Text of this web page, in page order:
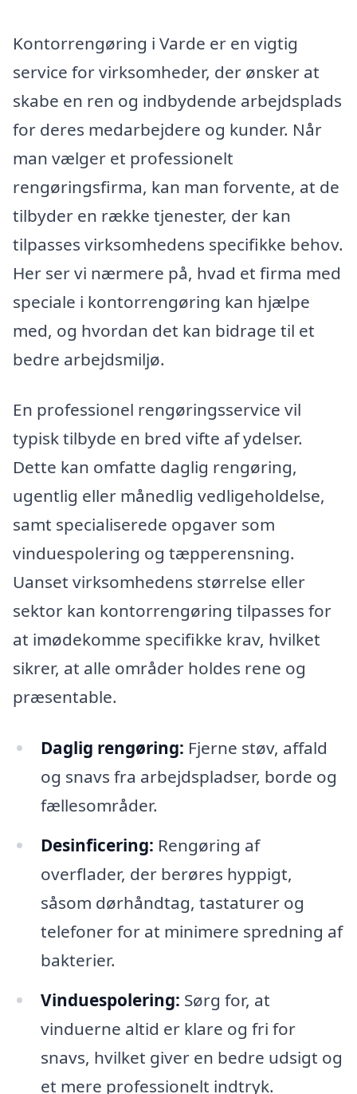
Kontorrengøring i Varde er en vigtig
service for virksomheder, der ønsker at
skabe en ren og indbydende arbejdsplads
for deres medarbejdere og kunder. Når
man vælger et professionelt
rengøringsfirma, kan man forvente, at de
tilbyder en række tjenester, der kan
tilpasses virksomhedens specifikke behov.
Her ser vi nærmere på, hvad et firma med
speciale i kontorrengøring kan hjælpe
med, og hvordan det kan bidrage til et
bedre arbejdsmiljø.
En professionel rengøringsservice vil
typisk tilbyde en bred vifte af ydelser.
Dette kan omfatte daglig rengøring,
ugentlig eller månedlig vedligeholdelse,
samt specialiserede opgaver som
vinduespolering og tæpperensning.
Uanset virksomhedens størrelse eller
sektor kan kontorrengøring tilpasses for
at imødekomme specifikke krav, hvilket
sikrer, at alle områder holdes rene og
præsentable.
Daglig rengøring: Fjerne støv, affald
og snavs fra arbejdspladser, borde og
fællesområder.
Desinficering: Rengøring af
overflader, der berøres hyppigt,
såsom dørhåndtag, tastaturer og
telefoner for at minimere spredning af
bakterier.
Vinduespolering: Sørg for, at
vinduerne altid er klare og fri for
snavs, hvilket giver en bedre udsigt og
et mere professionelt indtryk.